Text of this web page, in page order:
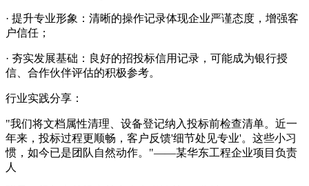
· 提升专业形象：清晰的操作记录体现企业严谨态度，增强客
户信任；
· 夯实发展基础：良好的招投标信用记录，可能成为银行授
信、合作伙伴评估的积极参考。
行业实践分享：
"我们将文档属性清理、设备登记纳入投标前检查清单。近一
年来，投标过程更顺畅，客户反馈'细节处见专业'。这些小习
惯，如今已是团队自然动作。"——某华东工程企业项目负责
人